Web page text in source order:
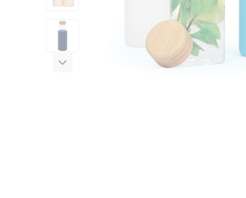
View larger image
View larger image